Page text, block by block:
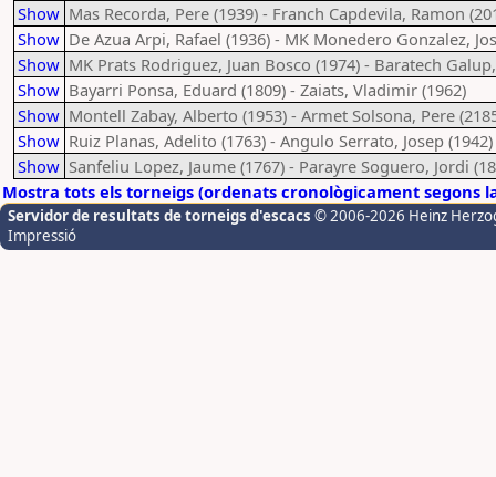
Show Mas Recorda, Pere (1939) - Franch Capdevila, Ramon
Show De Azua Arpi, Rafael (1936) - MK Monedero Gonzalez,
Show MK Prats Rodriguez, Juan Bosco (1974) - Baratech
Show Bayarri Ponsa, Eduard (1809) - Zaiats, Vladimir (1962)
Show Montell Zabay, Alberto (1953) - Armet Solsona, Pere
Show Ruiz Planas, Adelito (1763) - Angulo Serrato, Josep (1942)
Show Sanfeliu Lopez, Jaume (1767) - Parayre Soguero, Jordi
Mostra tots els torneigs (ordenats cronològicament segons
Servidor de resultats de torneigs d'escacs © 2006-2026 Heinz
Impressió